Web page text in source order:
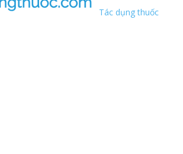
Tác dụng thuốc